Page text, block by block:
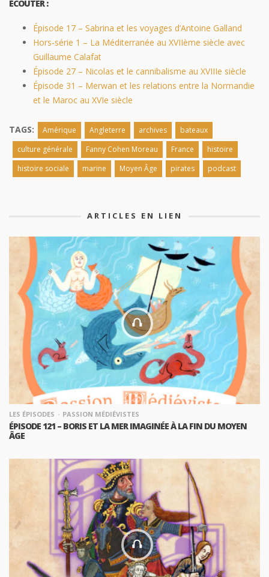
ÉCOUTER :
Épisode 17 – Sabrina et les voyages d’Antoine Galland
Hors-série 1 – La Méditerranée au XVIIème siècle avec
Guillaume Calafat
Épisode 27 – Nicolas et le cannibalisme au XVIIIe siècle
Épisode 31 – Merwan et les relations entre la Normandie
et le Maroc au XVIe siècle
TAGS: Amérique Angleterre archives
bateaux
culture générale
Fanny Cohen Moreau France
histoire
histoire sociale
marine Moyen Âge pirates podcast
ARTICLES EN LIEN
LES ÉPISODES PASSION MÉDIÉVISTES
ÉPISODE 121 – BORIS ET LA MER IMAGINÉE À LA FIN DU MOYEN
ÂGE